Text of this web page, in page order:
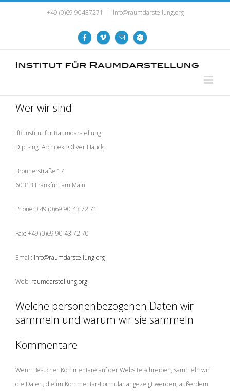
+49 (0)69 90437271 | info@raumdarstellung.org
Wer wir sind
IfR Institut für Raumdarstellung
Dipl.-Ing. Architekt Oliver Hauck
Brönnerstraße 17
60313 Frankfurt am Main
Phone: +49 (0)69 90 43 72 71
Fax: +49 (0)69 90 43 72 70
Email: info@raumdarstellung.org
Web: raumdarstellung.org
Welche personenbezogenen Daten wir
sammeln und warum wir sie sammeln
Kommentare
Wenn Besucher Kommentare auf der Website schreiben, sammeln wir
die Daten, die im Kommentar-Formular angezeigt werden, außerdem